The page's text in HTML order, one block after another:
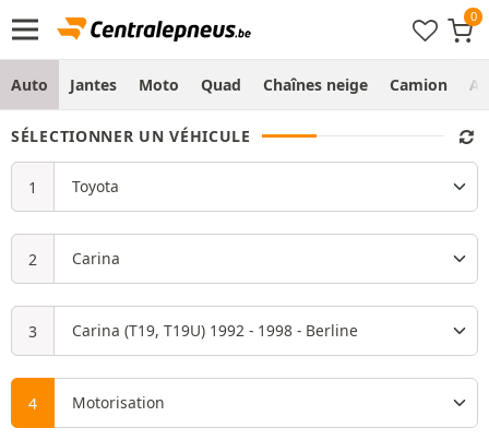
Auto Jantes Moto Quad Chaînes neige Camion
SÉLECTIONNER UN VÉHICULE